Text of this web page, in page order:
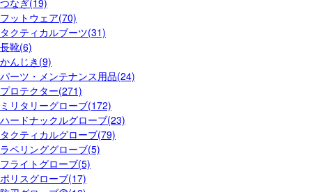
つなぎ(19)
フットウェア(70)
タクティカルブーツ(31)
長靴(6)
かんじき(9)
パーツ・メンテナンス用品(24)
プロテクター(271)
ミリタリーグローブ(172)
ハードナックルグローブ(23)
タクティカルグローブ(79)
ラペリンググローブ(5)
フライトグローブ(5)
ポリスグローブ(17)